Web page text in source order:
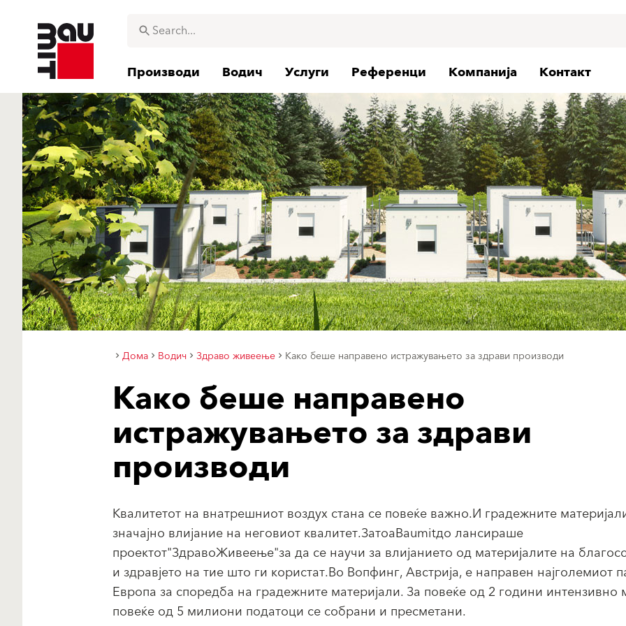
Производи Водич Услуги Референци Компанија Контакт
Дома Водич Здраво живеење Како беше направено истражувањето за здрави производи
Како беше направено
истражувањето за здрави
производи
Квалитетот на внатрешниот воздух стана се повеќе важно.И градежните
значајно влијание на неговиот квалитет.ЗатоаBaumitдо лансираше
проектот"ЗдравоЖивеење"за да се научи за влијанието од материјалите на
и здравјето на тие што ги користат.Во Вопфинг, Австрија, е направен најголемиот
Европа за споредба на градежните материјали. За повеќе од 2 години
повеќе од 5 милиони податоци се собрани и пресметани.